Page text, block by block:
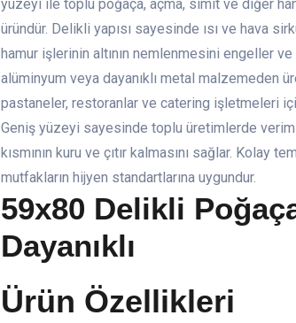
yüzeyi ile toplu poğaça, açma, simit ve diğer
üründür. Delikli yapısı sayesinde ısı ve hava
hamur işlerinin altının nemlenmesini engeller
alüminyum veya dayanıklı metal malzemeden
pastaneler, restoranlar ve catering işletmeleri
Geniş yüzeyi sayesinde toplu üretimlerde
kısmının kuru ve çıtır kalmasını sağlar.
mutfakların hijyen standartlarına uygundur.
59x80 Delikli
Dayanıklı
Ürün Özellikleri